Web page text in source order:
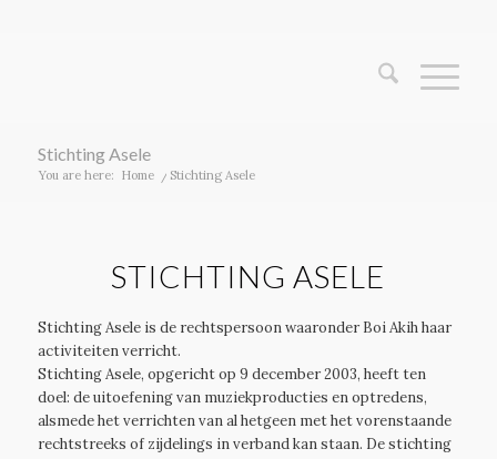
Stichting Asele
You are here: Home / Stichting Asele
STICHTING ASELE
Stichting Asele is de rechtspersoon waaronder Boi Akih haar
activiteiten verricht.
Stichting Asele, opgericht op 9 december 2003, heeft ten
doel: de uitoefening van muziekproducties en optredens,
alsmede het verrichten van al hetgeen met het vorenstaande
rechtstreeks of zijdelings in verband kan staan. De stichting